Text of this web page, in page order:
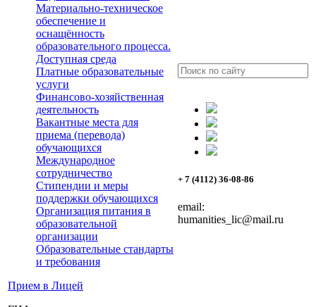
Материально-техническое
обеспечение и
оснащённость
образовательного процесса.
Доступная среда
Платные образовательные
услуги
Финансово-хозяйственная
деятельность
Вакантные места для
приема (перевода)
обучающихся
Международное
сотрудничество
Стипендии и меры
поддержки обучающихся
Организация питания в
образовательной
организации
Образовательные стандарты
и требования
Прием в Лицей
+ 7 (4112) 36-08-86
email:
humanities_lic@mail.ru